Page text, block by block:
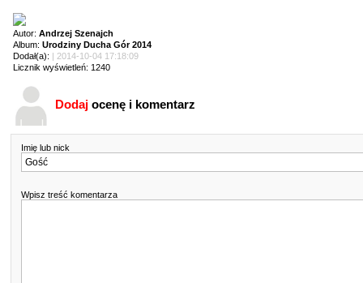
Autor: Andrzej Szenajch
Album: Urodziny Ducha Gór 2014
Dodał(a): | 2014-10-04 17:18:09
Licznik wyświetleń: 1240
Dodaj ocenę i komentarz
Imię lub nick
Wpisz treść komentarza